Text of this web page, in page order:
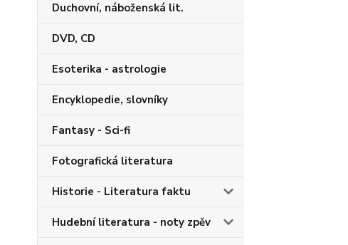
Duchovní, náboženská lit.
DVD, CD
Esoterika - astrologie
Encyklopedie, slovníky
Fantasy - Sci-fi
Fotografická literatura
Historie - Literatura faktu
Hudební literatura - noty zpěv